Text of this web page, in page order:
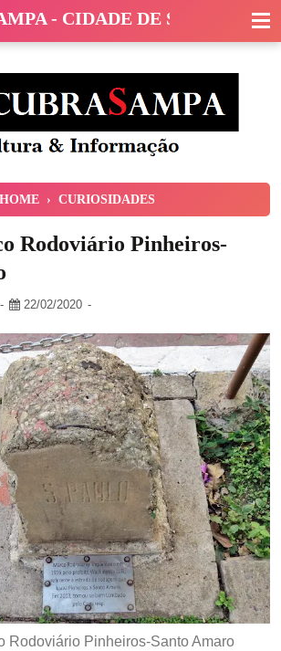
- CIDADE DE SÃO PAULO
HOME › CURIOSIDADES
Rodoviário Pinheiros-
22/02/2020
Rodoviário Pinheiros-Santo Amaro